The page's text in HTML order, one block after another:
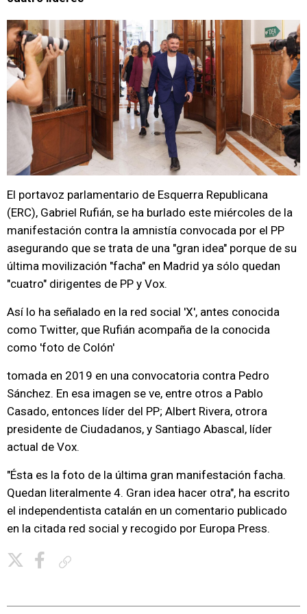
El portavoz parlamentario de Esquerra Republicana
(ERC), Gabriel Rufián, se ha burlado este miércoles de la
manifestación contra la amnistía convocada por el PP
asegurando que se trata de una "gran idea" porque de su
última movilización "facha" en Madrid ya sólo quedan
"cuatro" dirigentes de PP y Vox.
Así lo ha señalado en la red social 'X', antes conocida
como Twitter, que Rufián acompaña de la conocida
como 'foto de Colón'
tomada en 2019 en una convocatoria contra Pedro
Sánchez. En esa imagen se ve, entre otros a Pablo
Casado, entonces líder del PP; Albert Rivera, otrora
presidente de Ciudadanos, y Santiago Abascal, líder
actual de Vox.
"Ésta es la foto de la última gran manifestación facha.
Quedan literalmente 4. Gran idea hacer otra", ha escrito
el independentista catalán en un comentario publicado
en la citada red social y recogido por Europa Press.